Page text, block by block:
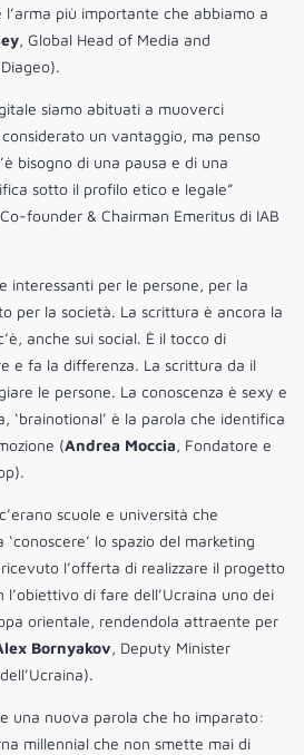
l’arma più importante che abbiamo a
, Global Head of Media and
siamo abituati a muoverci
un vantaggio, ma penso
bisogno di una pausa e di una
sotto il profilo etico e legale”
founder & Chairman Emeritus di IAB
interessanti per le persone, per la
per la società. La scrittura è ancora la
anche sui social. È il tocco di
e fa la differenza. La scrittura da il
le persone. La conoscenza è sexy e
‘brainotional’ è la parola che identifica
(Andrea Moccia, Fondatore e
scuole e università che
lo spazio del marketing
l’offerta di realizzare il progetto
di fare dell’Ucraina uno dei
orientale, rendendola attraente per
Bornyakov, Deputy Minister
una nuova parola che ho imparato:
millennial che non smette mai di